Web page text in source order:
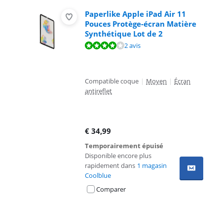
Paperlike Apple iPad Air 11
Pouces Protège-écran Matière
Synthétique Lot de 2
La note est de 8,4 sur 10, basée sur 2 avis.2 avis
Compatible coque | Moyen | Écran
antireflet
€ 34,99
Temporairement épuisé
Disponible encore plus
rapidement dans 1 magasin
Coolblue
Comparer